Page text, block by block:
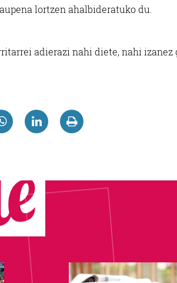
lortzen ahalbideratuko du.
adierazi nahi diete, nahi izanez